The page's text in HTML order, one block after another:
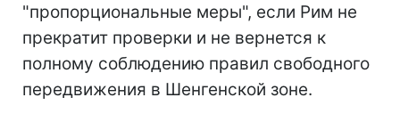
"пропорциональные меры", если Рим не
прекратит проверки и не вернется к
полному соблюдению правил свободного
передвижения в Шенгенской зоне.